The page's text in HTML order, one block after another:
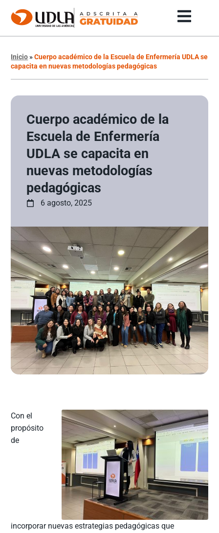
Inicio»Cuerpo académico de la Escuela de Enfermería UDLA se
capacita en nuevas metodologías pedagógicas
Cuerpo académico de la
Escuela de Enfermería
UDLA se capacita en
nuevas metodologías
pedagógicas
6 agosto, 2025
Con el
propósito
de
incorporar nuevas estrategias pedagógicas que